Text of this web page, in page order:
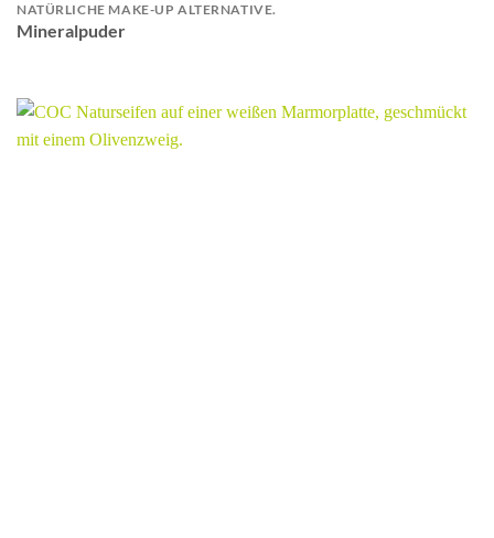
NATÜRLICHE MAKE-UP ALTERNATIVE.
Mineralpuder